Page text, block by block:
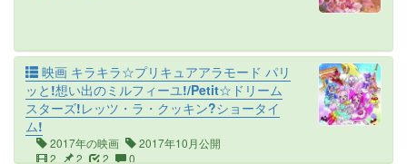
映画 キラキラ☆プリキュアアラモード パリ
ッと!想い出のミルフィーユ!/Petit☆ドリーム
スターズ!レッツ・ラ・クッキン?ショータイ
ム!
2017年の映画
2017年10月公開
2
2 2 0